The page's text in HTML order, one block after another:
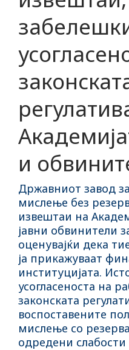
и
Државниот завод
мислење без
извештаи на
јавни обвинители
оценувајќи дека
ја прикажуваат
институцијата.
усогласеноста на
законската
воспоставените
мислење со
одредени